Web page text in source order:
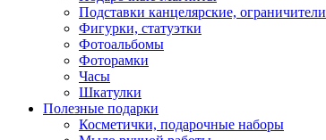
Подставки канцелярские, ограничители
Фигурки, статуэтки
Фотоальбомы
Фоторамки
Часы
Шкатулки
Полезные подарки
Косметички, подарочные наборы